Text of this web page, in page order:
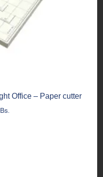
Office – Paper cutter
Bs.